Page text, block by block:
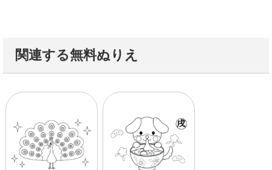
関連する無料ぬりえ